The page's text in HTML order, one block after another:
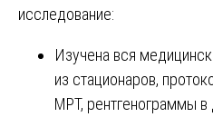
исследование:
Изучена вся
из стационаров,
МРТ, рентгенограммы в